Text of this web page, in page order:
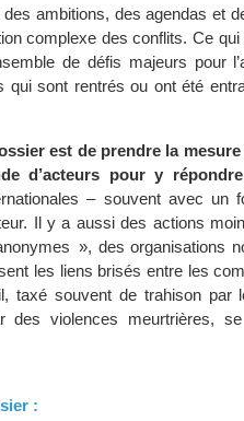
ambitions, des agendas et
complexe des conflits. Ce
de défis majeurs pour
qui sont rentrés ou ont été
est de prendre la
d’acteurs pour y
– souvent avec un
Il y a aussi des actions
», des organisations
les liens brisés entre les
taxé souvent de trahison par
des violences meurtrières,
: